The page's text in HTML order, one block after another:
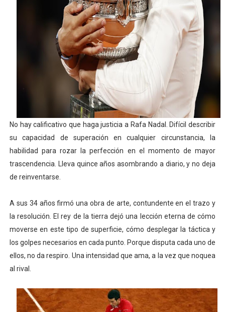
Copa del Mundo femenina 2026 - Estados Unidos
Campeonato de Europa de saltos 2026 (París,
Campeonato de Europa de natación artística 2026
AEW - Adam Page con Brodido desbancan una
Tour de Francia femenino 2026 - Etapa 5
No hay calificativo que haga justicia a Rafa Nadal. Difícil describir
su capacidad de superación en cualquier circunstancia, la
habilidad para rozar la perfección en el momento de mayor
trascendencia. Lleva quince años asombrando a diario, y no deja
de reinventarse.
A sus 34 años firmó una obra de arte, contundente en el trazo y
la resolución. El rey de la tierra dejó una lección eterna de cómo
moverse en este tipo de superficie, cómo desplegar la táctica y
los golpes necesarios en cada punto. Porque disputa cada uno de
ellos, no da respiro. Una intensidad que ama, a la vez que noquea
al rival.